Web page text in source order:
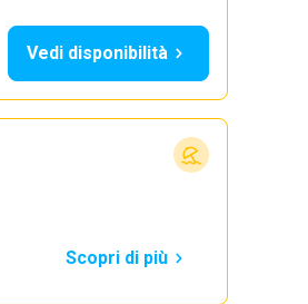
Vedi disponibilità
Scopri di più